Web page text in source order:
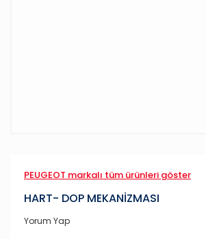
PEUGEOT markalı tüm ürünleri göster
HART- DOP MEKANİZMASI
Yorum Yap